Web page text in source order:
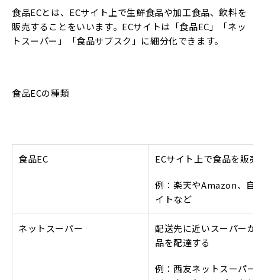
食品ECとは、ECサイト上で生鮮食品や加工食品、飲料を
販売することをいいます。ECサイトは「食品EC」「ネッ
トスーパー」「食品サブスク」に細分化できます。
食品ECの種類
食品EC ECサイト上で食品を販売
例：楽天やAmazon、自
イトなど
ネットスーパー
配送先に近いスーパーか
品を配達する
例：西友ネットスーパー